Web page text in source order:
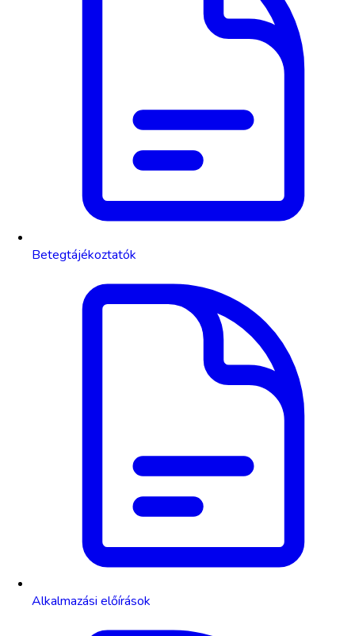
Betegtájékoztatók
Alkalmazási előírások